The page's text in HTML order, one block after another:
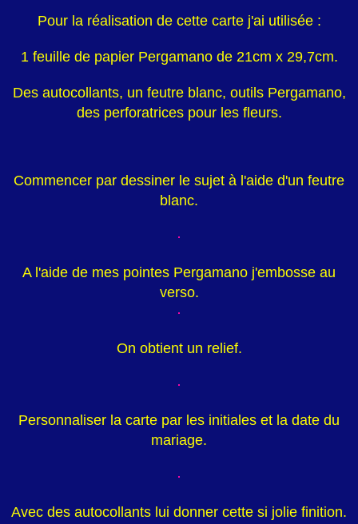
Pour la réalisation de cette carte j'ai utilisée :
1 feuille de papier Pergamano de 21cm x 29,7cm.
Des autocollants, un feutre blanc, outils Pergamano,
des perforatrices pour les fleurs.
Commencer par dessiner le sujet à l'aide d'un feutre
blanc.
A l'aide de mes pointes Pergamano j'embosse au
verso.
On obtient un relief.
Personnaliser la carte par les initiales et la date du
mariage.
Avec des autocollants lui donner cette si jolie finition.